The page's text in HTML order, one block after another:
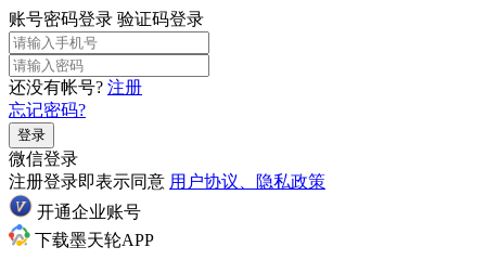
账号密码登录 验证码登录
还没有帐号? 注册
忘记密码?
登录
微信登录
注册登录即表示同意 用户协议、隐私政策
开通企业账号
下载墨天轮APP